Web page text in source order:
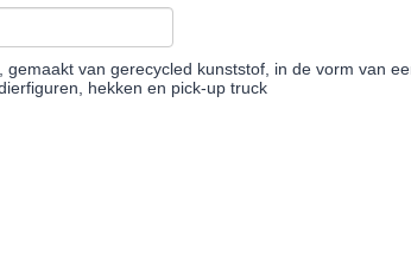
gemaakt van gerecycled kunststof, in de vorm van
hekken en pick-up truck